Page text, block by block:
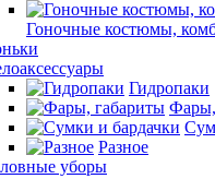
Гоночные костюмы,
Гидропаки
Фары,
Разное
уборы